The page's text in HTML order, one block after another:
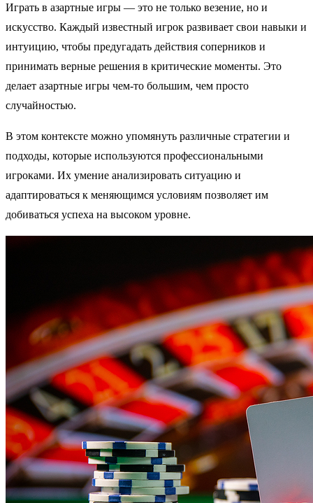
Играть в азартные игры — это не только везение, но и
искусство. Каждый известный игрок развивает свои навыки и
интуицию, чтобы предугадать действия соперников и
принимать верные решения в критические моменты. Это
делает азартные игры чем-то большим, чем просто
случайностью.
В этом контексте можно упомянуть различные стратегии и
подходы, которые используются профессиональными
игроками. Их умение анализировать ситуацию и
адаптироваться к меняющимся условиям позволяет им
добиваться успеха на высоком уровне.